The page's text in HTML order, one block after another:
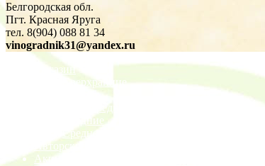
Белгородская обл.
Пгт. Красная Яруга
тел. 8(904) 088 81 34
vinogradnik31@yandex.ru
Магазин
Сверхранние
Раннесредние
Средние
Среднепоздние
Авторские статьи
Акции